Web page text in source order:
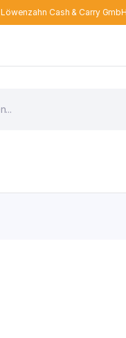
Löwenzahn Cash & Carry